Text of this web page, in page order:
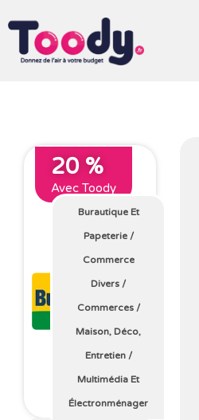
20 %
Avec Toody
Burautique Et
Papeterie/
Commerce
Divers /
Commerces/
Maison, Déco,
Entretien/
Multimédia Et
Électronménager